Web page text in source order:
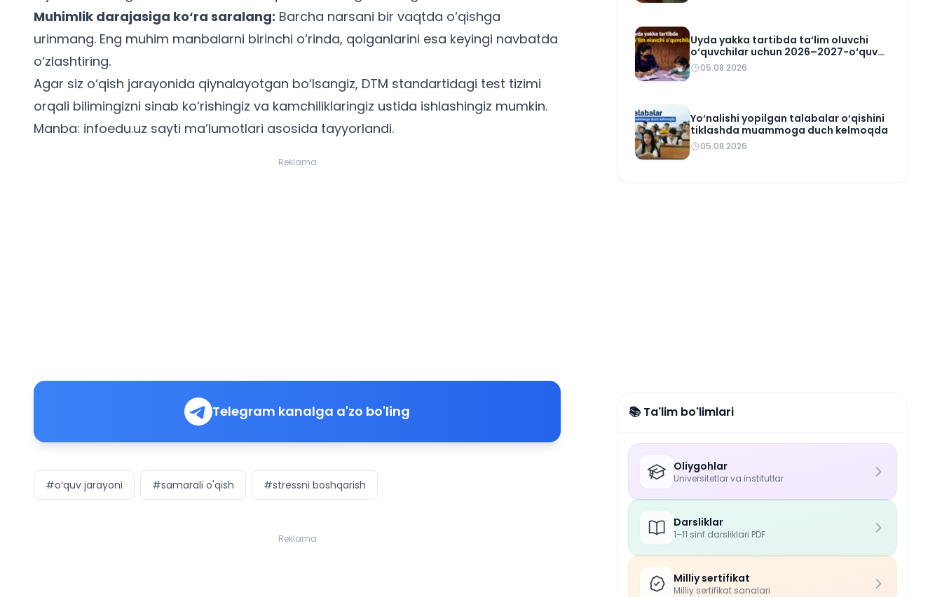
Muhimlik darajasiga ko‘ra saralang: Barcha narsani bir vaqtda o‘qishga
urinmang. Eng muhim manbalarni birinchi o‘rinda, qolganlarini esa keyingi navbatda
o‘zlashtiring.
Agar siz o‘qish jarayonida qiynalayotgan bo‘lsangiz, DTM standartidagi test tizimi
orqali bilimingizni sinab ko‘rishingiz va kamchiliklaringiz ustida ishlashingiz mumkin.
Manba: infoedu.uz sayti ma’lumotlari asosida tayyorlandi.
Reklama
Telegram kanalga a'zo bo'ling
#o‘quv jarayoni #samarali o'qish #stressni boshqarish
Reklama
Uyda yakka tartibda ta‘lim oluvchi
o‘quvchilar uchun 2026–2027-o‘quv
rejasi tasdiqlandi
05.08.2026
Yo‘nalishi yopilgan talabalar o‘qishini
tiklashda muammoga duch kelmoqda
05.08.2026
📚 Ta'lim bo'limlari
Oliygohlar
Universitetlar va institutlar
Darsliklar
1–11 sinf darsliklari PDF
Milliy sertifikat
Milliy sertifikat sanalari